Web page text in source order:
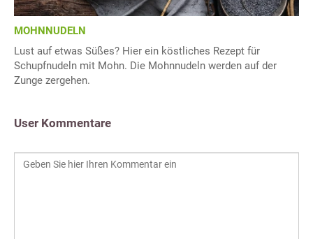
MOHNNUDELN
Lust auf etwas Süßes? Hier ein köstliches Rezept für
Schupfnudeln mit Mohn. Die Mohnnudeln werden auf der
Zunge zergehen.
User Kommentare